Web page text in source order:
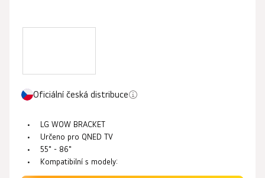
Oficiální česká distribuce
LG WOW BRACKET
Určeno pro QNED TV
55" - 86"
Kompatibilní s modely: